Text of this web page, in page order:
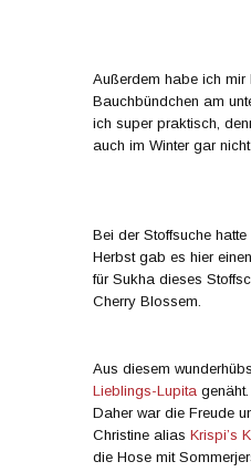
Außerdem habe ich mir
Bauchbündchen am
ich super praktisch,
auch im Winter gar
Bei der Stoffsuche
Herbst gab es hier
für Sukha dieses
Cherry Blossem.
Aus diesem
Lieblings-Lupita
Daher war die Freude
Christine alias Krispi’s
die Hose mit